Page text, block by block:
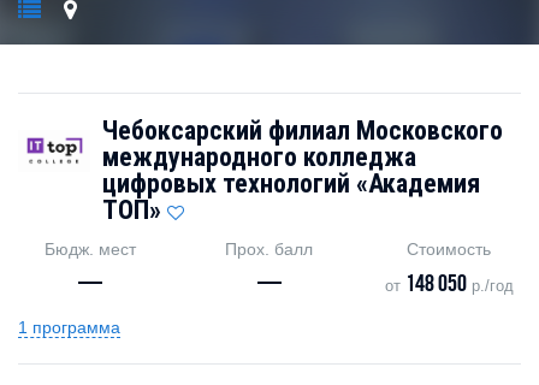
Чебоксарский филиал Московского
международного колледжа
цифровых технологий «Академия
TOП»
Бюдж. мест
—
Прох. балл
—
Стоимость
от 148 050р./год
1 программа